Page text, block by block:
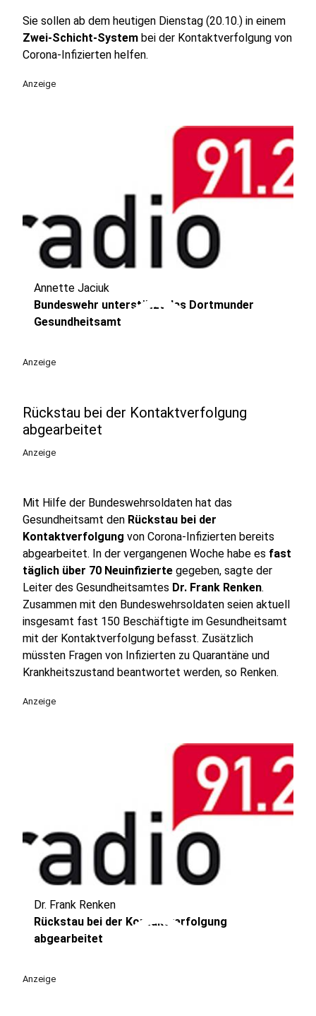
Sie sollen ab dem heutigen Dienstag (20.10.) in einem
Zwei-Schicht-System bei der Kontaktverfolgung von
Corona-Infizierten helfen.
Anzeige
play_circle
Annette Jaciuk
Bundeswehr unterstützt das Dortmunder
Gesundheitsamt
Anzeige
Rückstau bei der Kontaktverfolgung
abgearbeitet
Anzeige
Mit Hilfe der Bundeswehrsoldaten hat das
Gesundheitsamt den Rückstau bei der
Kontaktverfolgung von Corona-Infizierten bereits
abgearbeitet. In der vergangenen Woche habe es fast
täglich über 70 Neuinfizierte gegeben, sagte der
Leiter des Gesundheitsamtes Dr. Frank Renken.
Zusammen mit den Bundeswehrsoldaten seien aktuell
insgesamt fast 150 Beschäftigte im Gesundheitsamt
mit der Kontaktverfolgung befasst. Zusätzlich
müssten Fragen von Infizierten zu Quarantäne und
Krankheitszustand beantwortet werden, so Renken.
Anzeige
play_circle
Dr. Frank Renken
Rückstau bei der Kontaktverfolgung
abgearbeitet
Anzeige